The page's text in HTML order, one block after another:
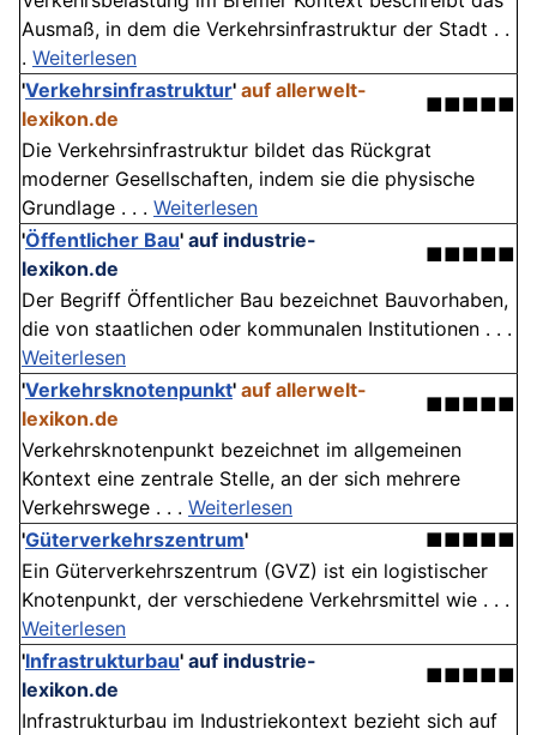
Ausmaß, in dem die Verkehrsinfrastruktur der Stadt . .
. Weiterlesen
'Verkehrsinfrastruktur' auf allerwelt-
lexikon.de
■■■■■
Die Verkehrsinfrastruktur bildet das Rückgrat
moderner Gesellschaften, indem sie die physische
Grundlage . . . Weiterlesen
'Öffentlicher Bau' auf industrie-
lexikon.de
■■■■■
Der Begriff Öffentlicher Bau bezeichnet Bauvorhaben,
die von staatlichen oder kommunalen Institutionen . . .
Weiterlesen
'Verkehrsknotenpunkt' auf allerwelt-
lexikon.de
■■■■■
Verkehrsknotenpunkt bezeichnet im allgemeinen
Kontext eine zentrale Stelle, an der sich mehrere
Verkehrswege . . . Weiterlesen
'Güterverkehrszentrum'
■■■■■
Ein Güterverkehrszentrum (GVZ) ist ein logistischer
Knotenpunkt, der verschiedene Verkehrsmittel wie . . .
Weiterlesen
'Infrastrukturbau' auf industrie-
lexikon.de
■■■■■
Infrastrukturbau im Industriekontext bezieht sich auf